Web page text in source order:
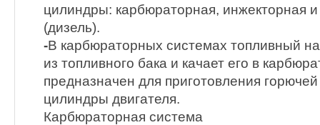
цилиндры: карбюраторная, инжекторная
(дизель).
-В карбюраторных системах топливный
из топливного бака и качает его в
предназначен для приготовления
цилиндры двигателя.
Карбюраторная система